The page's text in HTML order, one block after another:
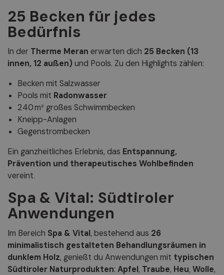
25 Becken für jedes
Bedürfnis
In der Therme Meran erwarten dich 25 Becken (13
innen, 12 außen) und Pools. Zu den Highlights zählen:
Becken mit Salzwasser
Pools mit Radonwasser
240 m² großes Schwimmbecken
Kneipp-Anlagen
Gegenstrombecken
Ein ganzheitliches Erlebnis, das Entspannung,
Prävention und therapeutisches Wohlbefinden
vereint.
Spa & Vital: Südtiroler
Anwendungen
Im Bereich Spa & Vital, bestehend aus 26
minimalistisch gestalteten Behandlungsräumen in
dunklem Holz, genießt du Anwendungen mit typischen
Südtiroler Naturprodukten: Apfel, Traube, Heu, Wolle,